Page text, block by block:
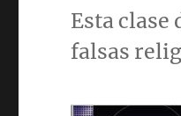
Esta clase
falsas